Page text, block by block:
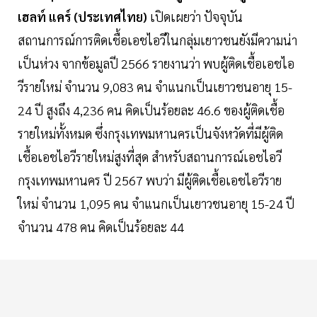
เฮลท์ แคร์ (ประเทศไทย) เปิดเผยว่า ปัจจุบัน
สถานการณ์การติดเชื้อเอชไอวีในกลุ่มเยาวชนยังมีความน่า
เป็นห่วง จากข้อมูลปี 2566 รายงานว่า พบผู้ติดเชื้อเอชไอ
วีรายใหม่ จำนวน 9,083 คน จำแนกเป็นเยาวชนอายุ 15-
24 ปี สูงถึง 4,236 คน คิดเป็นร้อยละ 46.6 ของผู้ติดเชื้อ
รายใหม่ทั้งหมด ซึ่งกรุงเทพมหานครเป็นจังหวัดที่มีผู้ติด
เชื้อเอชไอวีรายใหม่สูงที่สุด สำหรับสถานการณ์เอชไอวี
กรุงเทพมหานคร ปี 2567 พบว่า มีผู้ติดเชื้อเอชไอวีราย
ใหม่ จำนวน 1,095 คน จำแนกเป็นเยาวชนอายุ 15-24 ปี
จำนวน 478 คน คิดเป็นร้อยละ 44